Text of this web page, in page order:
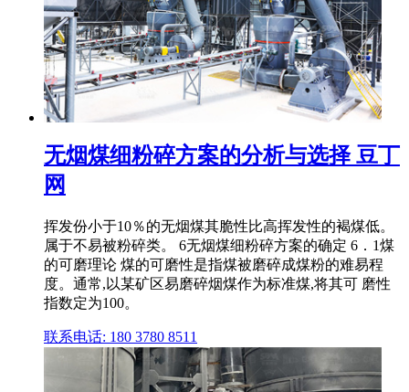
无烟煤细粉碎方案的分析与选择 豆丁
网
挥发份小于10％的无烟煤其脆性比高挥发性的褐煤低。
属于不易被粉碎类。 6无烟煤细粉碎方案的确定 6．1煤
的可磨理论 煤的可磨性是指煤被磨碎成煤粉的难易程
度。通常,以某矿区易磨碎烟煤作为标准煤,将其可 磨性
指数定为100。
联系电话: 180 3780 8511